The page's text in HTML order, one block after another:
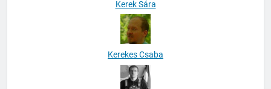
Kerek Sára
Kerekes Csaba